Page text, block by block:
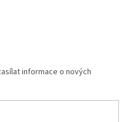
informace o nových